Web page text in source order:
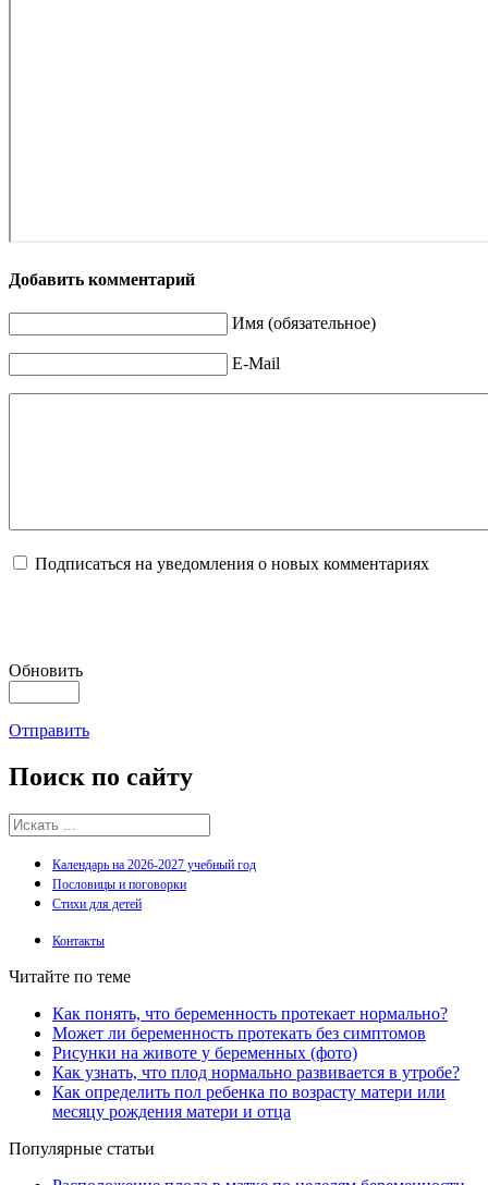
Добавить комментарий
Имя (обязательное)
E-Mail
Подписаться на уведомления о новых комментариях
Обновить
Отправить
Поиск по сайту
Календарь на 2026-2027 учебный год
Пословицы и поговорки
Стихи для детей
Контакты
Читайте по теме
Как понять, что беременность протекает нормально?
Может ли беременность протекать без симптомов
Рисунки на животе у беременных (фото)
Как узнать, что плод нормально развивается в утробе?
Как определить пол ребенка по возрасту матери или
месяцу рождения матери и отца
Популярные статьи